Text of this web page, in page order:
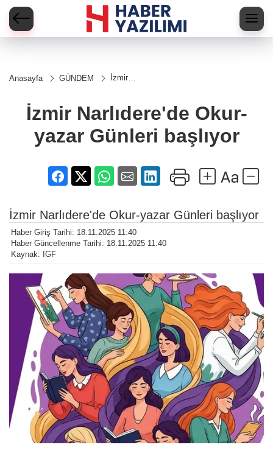
Anasayfa GÜNDEM
İzmir
Günleri
başlıyor
İzmir Narlıdere'de Okur-
yazar Günleri başlıyor
İzmir Narlıdere'de Okur-yazar Günleri başlıyor
Haber Giriş Tarihi: 18.11.2025 11:40
Haber Güncellenme Tarihi: 18.11.2025 11:40
Kaynak: IGF